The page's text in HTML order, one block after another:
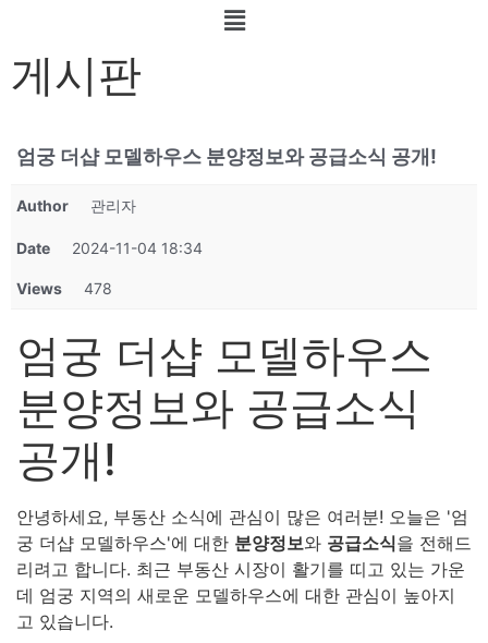
게시판
엄궁 더샵 모델하우스 분양정보와 공급소식 공개!
Author 관리자
Date 2024-11-04 18:34
Views 478
엄궁 더샵 모델하우스
분양정보와 공급소식
공개!
안녕하세요, 부동산 소식에 관심이 많은 여러분! 오늘은 '엄
궁 더샵 모델하우스'에 대한 분양정보와 공급소식을 전해드
리려고 합니다. 최근 부동산 시장이 활기를 띠고 있는 가운
데 엄궁 지역의 새로운 모델하우스에 대한 관심이 높아지
고 있습니다.